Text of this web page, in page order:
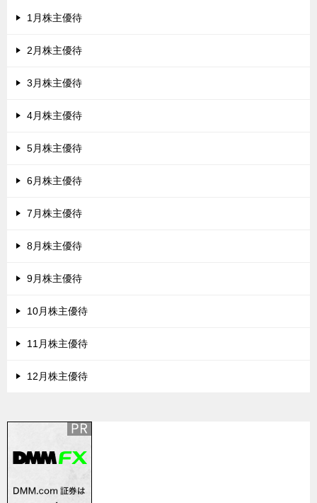
1月株主優待
2月株主優待
3月株主優待
4月株主優待
5月株主優待
6月株主優待
7月株主優待
8月株主優待
9月株主優待
10月株主優待
11月株主優待
12月株主優待